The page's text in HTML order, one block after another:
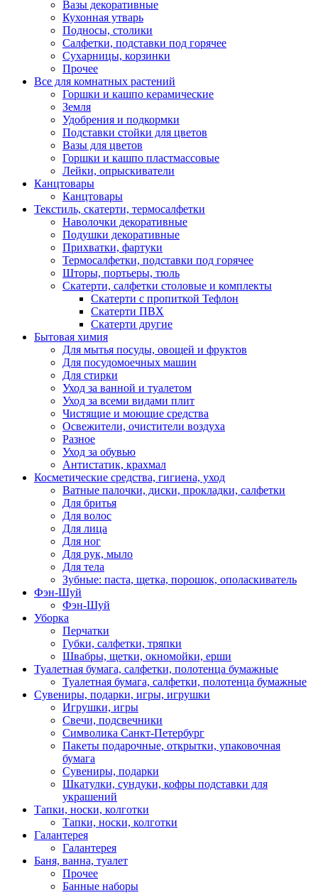
Вазы декоративные
Кухонная утварь
Подносы, столики
Салфетки, подставки под горячее
Сухарницы, корзинки
Прочее
Все для комнатных растений
Горшки и кашпо керамические
Земля
Удобрения и подкормки
Подставки стойки для цветов
Вазы для цветов
Горшки и кашпо пластмассовые
Лейки, опрыскиватели
Канцтовары
Канцтовары
Текстиль, скатерти, термосалфетки
Наволочки декоративные
Подушки декоративные
Прихватки, фартуки
Термосалфетки, подставки под горячее
Шторы, портьеры, тюль
Скатерти, салфетки столовые и комплекты
Скатерти с пропиткой Тефлон
Скатерти ПВХ
Скатерти другие
Бытовая химия
Для мытья посуды, овощей и фруктов
Для посудомоечных машин
Для стирки
Уход за ванной и туалетом
Уход за всеми видами плит
Чистящие и моющие средства
Освежители, очистители воздуха
Разное
Уход за обувью
Антистатик, крахмал
Косметические средства, гигиена, уход
Ватные палочки, диски, прокладки, салфетки
Для бритья
Для волос
Для лица
Для ног
Для рук, мыло
Для тела
Зубные: паста, щетка, порошок, ополаскиватель
Фэн-Шуй
Фэн-Шуй
Уборка
Перчатки
Губки, салфетки, тряпки
Швабры, щетки, окномойки, ерши
Туалетная бумага, салфетки, полотенца бумажные
Туалетная бумага, салфетки, полотенца бумажные
Сувениры, подарки, игры, игрушки
Игрушки, игры
Свечи, подсвечники
Символика Санкт-Петербург
Пакеты подарочные, открытки, упаковочная
бумага
Сувениры, подарки
Шкатулки, сундуки, кофры подставки для
украшений
Тапки, носки, колготки
Тапки, носки, колготки
Галантерея
Галантерея
Баня, ванна, туалет
Прочее
Банные наборы